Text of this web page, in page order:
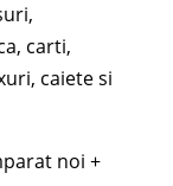
carti,
caiete si
noi +